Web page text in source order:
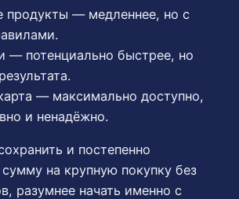
продукты — медленнее, но с
— потенциально быстрее, но
— максимально доступно,
и ненадёжно.
и постепенно
на крупную покупку без
разумнее начать именно с